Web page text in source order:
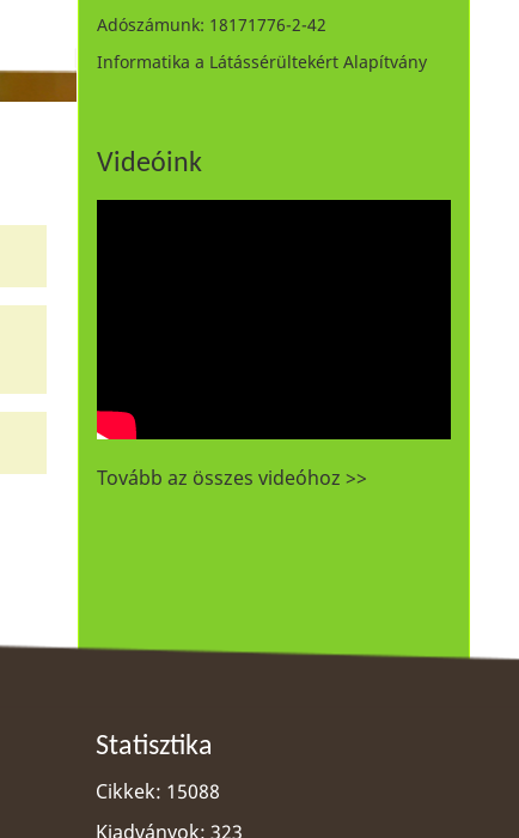
Adószámunk: 18171776-2-42
Informatika a Látássérültekért Alapítvány
Videóink
Tovább az összes videóhoz >>
Statisztika
Cikkek: 15088
Kiadványok: 323